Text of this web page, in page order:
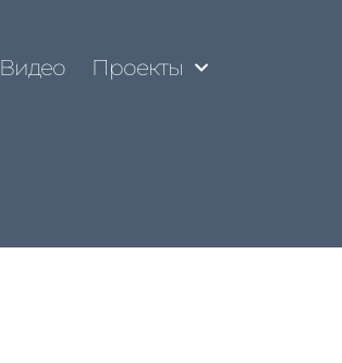
Видео Проекты